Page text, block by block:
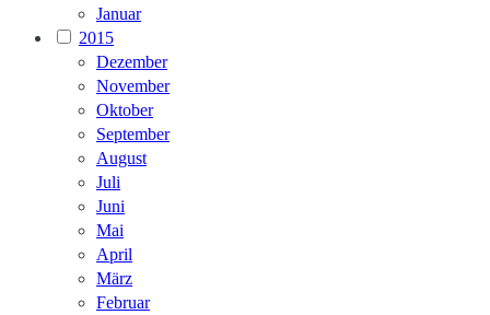
Januar
2015
Dezember
November
Oktober
September
August
Juli
Juni
Mai
April
März
Februar